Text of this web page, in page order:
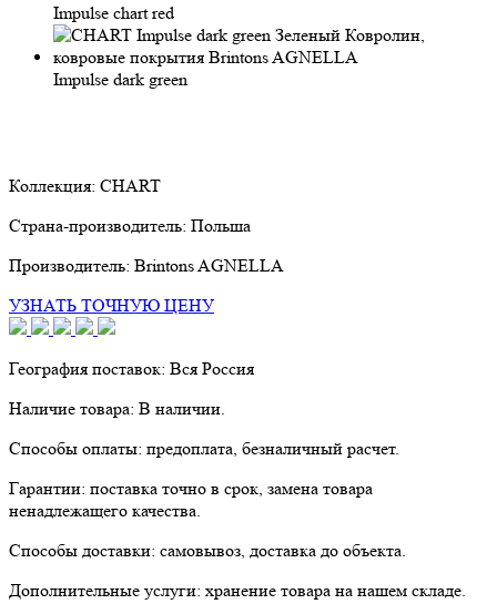
Impulse chart red
Impulse dark green
Коллекция: CHART
Страна-производитель: Польша
Производитель: Brintons AGNELLA
УЗНАТЬ ТОЧНУЮ ЦЕНУ
География поставок: Вся Россия
Наличие товара: В наличии.
Способы оплаты: предоплата, безналичный расчет.
Гарантии: поставка точно в срок, замена товара
ненадлежащего качества.
Способы доставки: самовывоз, доставка до объекта.
Дополнительные услуги: хранение товара на нашем складе.